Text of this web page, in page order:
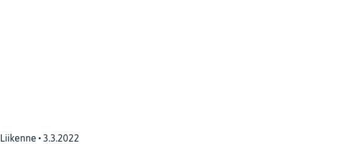
Liikenne 3.3.2022